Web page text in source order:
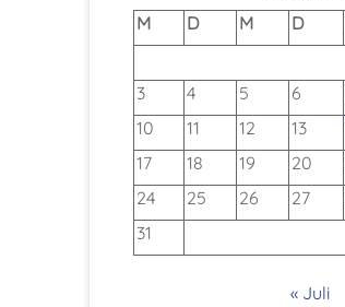
M
D M D
3
4 5 6
10
11 12 13
17
18 19 20
24
25 26 27
31
« Juli